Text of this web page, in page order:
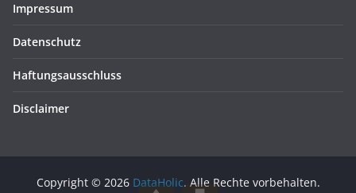
Impressum
Datenschutz
Haftungsausschluss
Disclaimer
Copyright © 2026 DataHolic. Alle Rechte vorbehalten.